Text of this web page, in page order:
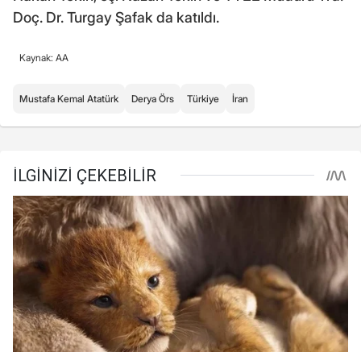
Doç. Dr. Turgay Şafak da katıldı.
Kaynak: AA
Mustafa Kemal Atatürk Derya Örs Türkiye İran